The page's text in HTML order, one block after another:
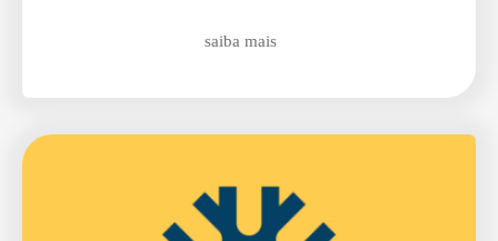
saiba mais